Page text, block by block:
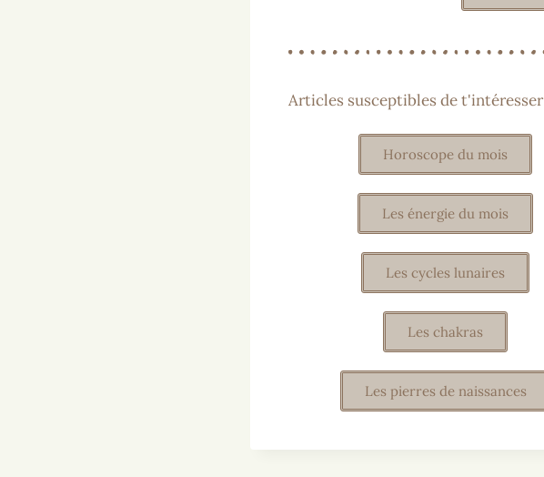
Articles susceptibles de t'intéresser
Horoscope du mois
Les énergie du mois
Les cycles lunaires
Les chakras
Les pierres de naissances